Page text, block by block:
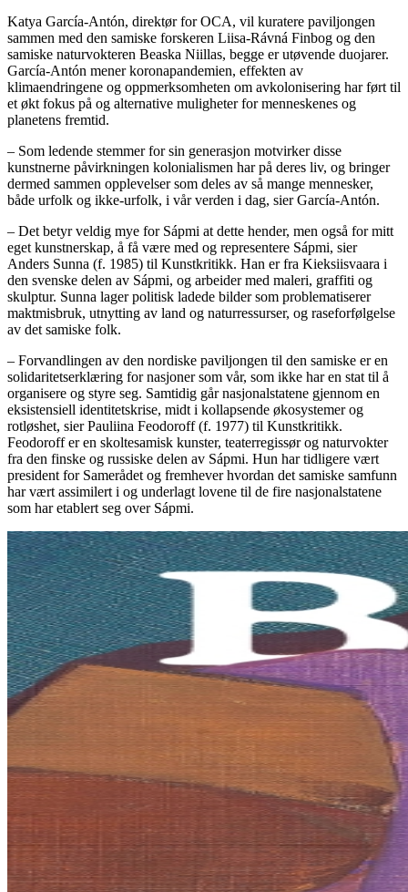
Katya García-Antón, direktør for OCA, vil kuratere paviljongen
sammen med den samiske forskeren Liisa-Rávná Finbog og den
samiske naturvokteren Beaska Niillas, begge er utøvende duojarer.
García-Antón mener koronapandemien, effekten av
klimaendringene og oppmerksomheten om avkolonisering har ført til
et økt fokus på og alternative muligheter for menneskenes og
planetens fremtid.
– Som ledende stemmer for sin generasjon motvirker disse
kunstnerne påvirkningen kolonialismen har på deres liv, og bringer
dermed sammen opplevelser som deles av så mange mennesker,
både urfolk og ikke-urfolk, i vår verden i dag, sier García-Antón.
– Det betyr veldig mye for Sápmi at dette hender, men også for mitt
eget kunstnerskap, å få være med og representere Sápmi, sier
Anders Sunna (f. 1985) til Kunstkritikk. Han er fra Kieksiisvaara i
den svenske delen av Sápmi, og arbeider med maleri, graffiti og
skulptur. Sunna lager politisk ladede bilder som problematiserer
maktmisbruk, utnytting av land og naturressurser, og raseforfølgelse
av det samiske folk.
– Forvandlingen av den nordiske paviljongen til den samiske er en
solidaritetserklæring for nasjoner som vår, som ikke har en stat til å
organisere og styre seg. Samtidig går nasjonalstatene gjennom en
eksistensiell identitetskrise, midt i kollapsende økosystemer og
rotløshet, sier Pauliina Feodoroff (f. 1977) til Kunstkritikk.
Feodoroff er en skoltesamisk kunster, teaterregissør og naturvokter
fra den finske og russiske delen av Sápmi. Hun har tidligere vært
president for Samerådet og fremhever hvordan det samiske samfunn
har vært assimilert i og underlagt lovene til de fire nasjonalstatene
som har etablert seg over Sápmi.